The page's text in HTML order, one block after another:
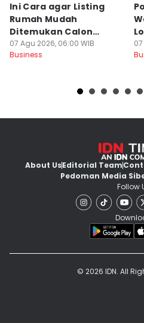
Ini Cara agar Listing
Rumah Mudah
Ditemukan Calon
Pembeli
07 Agu 2026, 06:00 WIB
Business
About UsEditorial Team
Pedoman Media
Follow
© 2026 IDN. All